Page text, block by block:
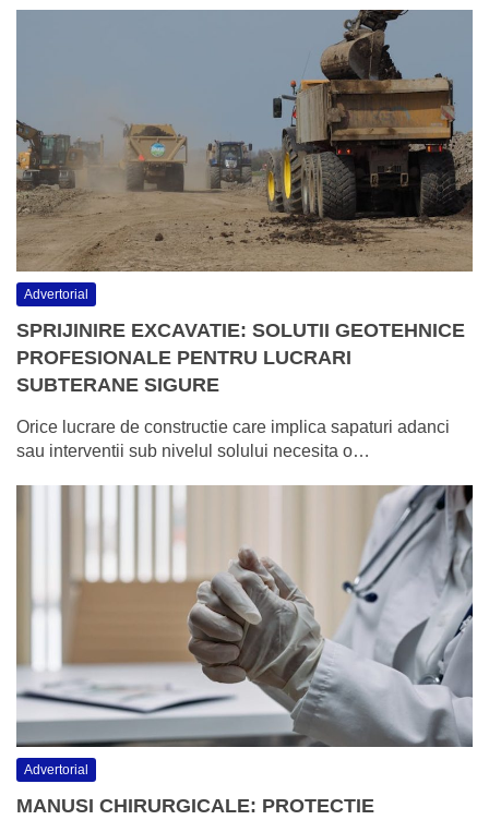
Advertorial
SPRIJINIRE EXCAVATIE: SOLUTII GEOTEHNICE
PROFESIONALE PENTRU LUCRARI
SUBTERANE SIGURE
Orice lucrare de constructie care implica sapaturi adanci
sau interventii sub nivelul solului necesita o…
Advertorial
MANUSI CHIRURGICALE: PROTECTIE